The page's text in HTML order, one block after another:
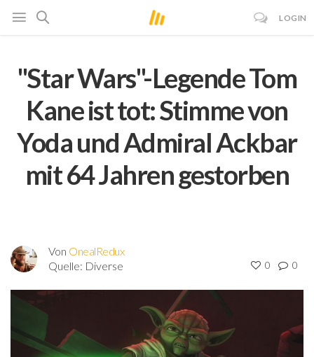
LOGIN
"Star Wars"-Legende Tom
Kane ist tot: Stimme von
Yoda und Admiral Ackbar
mit 64 Jahren gestorben
Von OnealRedux
Quelle: Diverse 0 0